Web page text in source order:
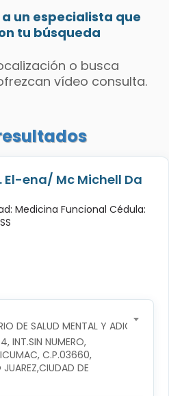
un especialista que
tu búsqueda
o busca
vídeo consulta.
El-ena/ Mc Michell Da
Medicina Funcional Cédula:
DE SALUD MENTAL Y ADICCIONES
INT.SIN NUMERO,
C.P.03660,
DE